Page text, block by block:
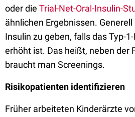
oder die Trial-Net-Oral-Insulin-
ähnlichen Ergebnissen.
Insulin zu geben, falls das Typ-
erhöht ist. Das heißt, neben der
braucht man Screenings.
Risikopatienten identifizieren
Früher arbeiteten Kinderärzte